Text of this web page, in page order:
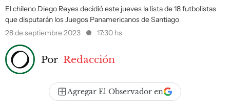
El chileno Diego Reyes decidió este jueves la lista de 18 futbolistas
que disputarán los Juegos Panamericanos de Santiago
28 de septiembre 2023
17:30 hs
Por Redacción
Agregar El Observador en